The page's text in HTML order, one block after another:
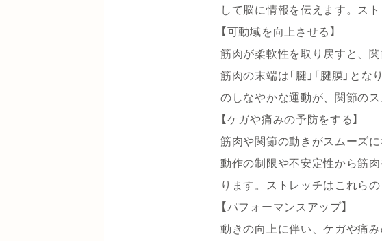
して脳に情報を伝えます。ス
【可動域を向上させる】
筋肉が柔軟性を取り戻すと、関
筋肉の末端は「腱」「腱膜」と
のしなやかな運動が、関節の
【ケガや痛みの予防をする】
筋肉や関節の動きがスムーズ
動作の制限や不安定性から筋
ります。ストレッチはこれら
【パフォーマンスアップ】
動きの向上に伴い、ケガや痛